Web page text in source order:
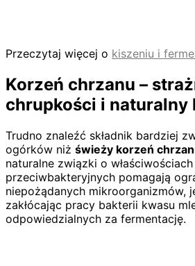
Przeczytaj więcej o kiszeniu i
Korzeń chrzanu –
chrupkości i naturalny
Trudno znaleźć składnik bardziej
ogórków niż świeży korzeń
naturalne związki o właściwościach
przeciwbakteryjnych pomagają
niepożądanych mikroorganizmów,
zakłócając pracy bakterii kwasu
odpowiedzialnych za fermentację.